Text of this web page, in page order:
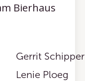
Bierhaus
Gerrit Schipper
Lenie Ploeg